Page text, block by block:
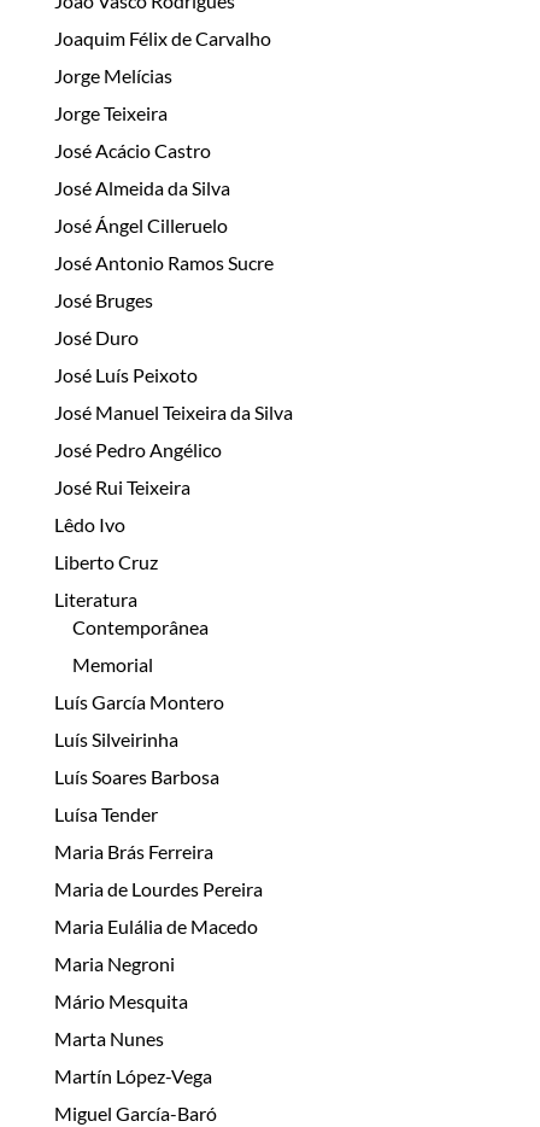
Joaquim Félix de Carvalho
Jorge Melícias
Jorge Teixeira
José Acácio Castro
José Almeida da Silva
José Ángel Cilleruelo
José Antonio Ramos Sucre
José Bruges
José Duro
José Luís Peixoto
José Manuel Teixeira da Silva
José Pedro Angélico
José Rui Teixeira
Lêdo Ivo
Liberto Cruz
Literatura
Contemporânea
Memorial
Luís García Montero
Luís Silveirinha
Luís Soares Barbosa
Luísa Tender
Maria Brás Ferreira
Maria de Lourdes Pereira
Maria Eulália de Macedo
Maria Negroni
Mário Mesquita
Marta Nunes
Martín López-Vega
Miguel García-Baró